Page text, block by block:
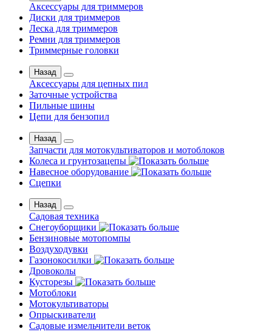
Аксессуары для триммеров
Диски для триммеров
Леска для триммеров
Ремни для триммеров
Триммерные головки
Назад
Аксессуары для цепных пил
Заточные устройства
Пильные шины
Цепи для бензопил
Назад
Запчасти для мотокультиваторов и мотоблоков
Колеса и грунтозацепы
Навесное оборудование
Сцепки
Назад
Садовая техника
Снегоуборщики
Бензиновые мотопомпы
Воздуходувки
Газонокосилки
Дровоколы
Кусторезы
Мотоблоки
Мотокультиваторы
Опрыскиватели
Садовые измельчители веток